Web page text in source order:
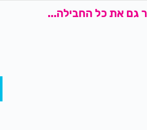
גם את כל החבילה...